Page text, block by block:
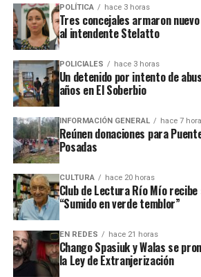
Ver esta publicación en Instagram
Ver esta publicación en Instagram
POLÍTICA hace 3 horas
Tres concejales armaron
al intendente Stelatto
POLICIALES hace 3 horas
Un detenido por intento de
años en El Soberbio
INFORMACIÓN GENERAL hace 7
Reúnen donaciones para
Posadas
CULTURA hace 20 horas
Club de Lectura Río Mío recibe
“Sumido en verde temblor”
EN REDES hace 21 horas
Chango Spasiuk y Walas se
la Ley de Extranjerización